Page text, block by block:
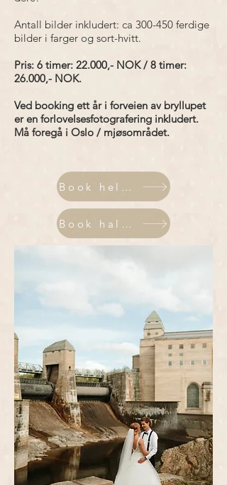
Antall bilder inkludert: ca 300-450 ferdige
bilder i farger og sort-hvitt.
Pris: 6 timer: 22.000,- NOK / 8 timer:
26.000,- NOK.
Ved booking ett år i forveien av bryllupet
er en forlovelsesfotografering inkludert.
Må foregå i Oslo / mjøsområdet.
Book heldags
Book halvdags